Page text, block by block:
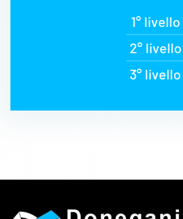
1° livello
2° livello
3° livello